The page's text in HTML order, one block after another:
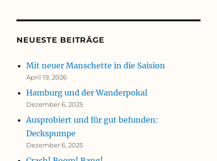
NEUESTE BEITRÄGE
Mit neuer Manschette in die Saision
April 19, 2026
Hamburg und der Wanderpokal
Dezember 6, 2025
Ausprobiert und für gut befunden:
Deckspumpe
Dezember 6, 2025